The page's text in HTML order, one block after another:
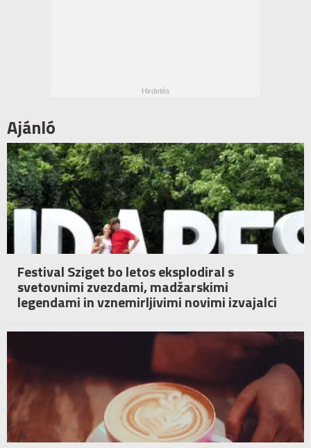
Ajánló
Festival Sziget bo letos eksplodiral s
svetovnimi zvezdami, madžarskimi
legendami in vznemirljivimi novimi izvajalci